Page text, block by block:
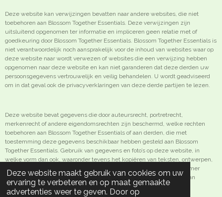
Deze website maakt gebruik van cookies om uw
ervaring te verbeteren en op maat gemaakte
advertenties weer te geven. Door op
Deze website kan verwijzingen bevatten naar andere websites, die niet
toebehoren aan Blossom Together Essentials. Deze verwijzingen zijn
uitsluitend opgenomen ter informatie en impliceren geen relatie met of
goedkeuring door Blossom Together Essentials. Blossom Together Essentials is
niet verantwoordelijk noch aansprakelijk voor de inhoud van websites waar op
deze website naar wordt verwezen of websites die een verwijzing hebben
opgenomen naar deze website en kan niet garanderen dat deze derden uw
persoonsgegevens vertrouwelijk en veilig behandelen. U wordt geadviseerd
om in dat geval ook de privacyverklaringen van deze derde partijen te lezen.
Deze website bevat gegevens die door auteursrecht, portretrecht,
merkenrecht of andere eigendomsrechten zijn beschermd, welke rechten
toebehoren aan Blossom Together Essentials of aan derden, die met
toestemming deze gegevens beschikbaar hebben gesteld aan Blossom
Together Essentials. Gebruik van gegevens en foto’s op deze website, in
welke vorm dan ook, waaronder tevens het kopiëren van teksten, ontwerpen,
algemene voorwaarden, privacyverklaring en deze disclaimer, is nimmer
toegestaan, behoudens na voorafgaande schriftelijke toestemming van
Blossom Together Essentials.